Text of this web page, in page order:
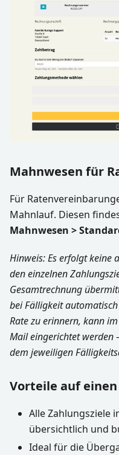
Mahnwesen für
Für
Mahnlauf. Diesen
Mahnwesen >
Hinweis: Es erfolgt keine
den einzelnen
Gesamtrechnung
bei Fälligkeit
Rate zu erinnern, kann
Mail eingerichtet werden
dem jeweiligen
Vorteile auf
Alle Zahlungsziele
übersichtlich und
Ideal für die